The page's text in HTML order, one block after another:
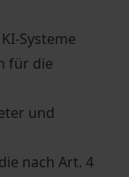
Systeme
für die
und
nach Art. 4